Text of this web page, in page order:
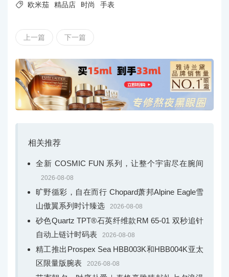
 欧米茄 精品店 时尚 手表
上一篇 下一篇
相关推荐
全新 COSMIC FUN 系列，让整个宇宙尽在腕间
2026-08-08
旷野循彩，自在而行 Chopard萧邦Alpine Eagle雪
山傲翼系列时计臻选
2026-08-08
砂色Quartz TPT®石英纤维款RM 65-01 双秒追针
自动上链计时码表
2026-08-08
精工推出Prospex Sea HBB003K和HBB004K亚太
区限量版腕表
2026-08-08